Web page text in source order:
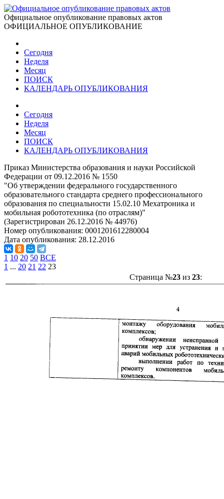
Официальное опубликование правовых актов
ОФИЦИАЛЬНОЕ ОПУБЛИКОВАНИЕ
Сегодня
Неделя
Месяц
ПОИСК
КАЛЕНДАРЬ ОПУБЛИКОВАНИЯ
Сегодня
Неделя
Месяц
ПОИСК
КАЛЕНДАРЬ ОПУБЛИКОВАНИЯ
Приказ Министерства образования и науки Российской
Федерации от 09.12.2016 № 1550
"Об утверждении федерального государственного
образовательного стандарта среднего профессионального
образования по специальности 15.02.10 Мехатроника и
мобильная робототехника (по отраслям)"
(Зарегистрирован 26.12.2016 № 44976)
Номер опубликования: 0001201612280004
Дата опубликования: 28.12.2016
1 10 20 50 ВСЕ
1 ... 20 21 22 23
Страница №23из 23: